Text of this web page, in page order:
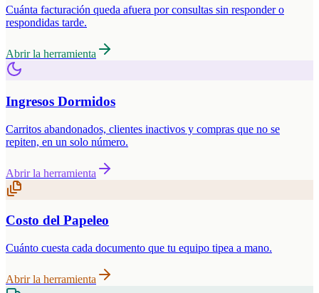
Cuánta facturación queda afuera por consultas sin responder o
respondidas tarde.
Abrir la herramienta
Ingresos Dormidos
Carritos abandonados, clientes inactivos y compras que no se
repiten, en un solo número.
Abrir la herramienta
Costo del Papeleo
Cuánto cuesta cada documento que tu equipo tipea a mano.
Abrir la herramienta